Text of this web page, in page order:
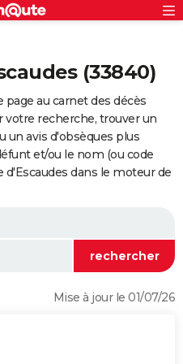
(33840)
au carnet des décès
votre recherche, trouver un
un avis d'obsèques plus
et/ou le nom (ou code
dans le moteur de
Mise à jour le 01/07/26